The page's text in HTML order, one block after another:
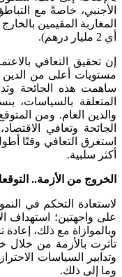
الأجنبي، خاصةً مع
أي 2 مليار درهم).
إن تحقيق التعافي
مستويات أعلى من الدين
ساهمت هذه الجائحة
المتعلقة بالسياسات،
والدين العام. ومن
الجائحة وتعافي
استغرق التعافي وقتًا
أكثر سلبية.
الخروج من الأزمة..
لاستعادة التحكم في
على واجهتين؛ استهداف
وبالموازاة مع ذلك،
تأثرت بالأزمة من خلال
وتدابير السياسات
وما إلى ذلك.